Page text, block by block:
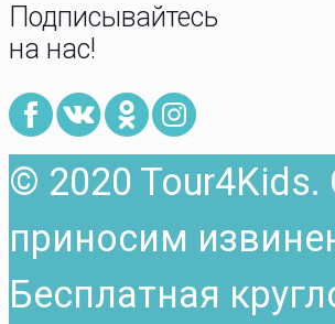
Подписывайтесь
на нас!
© 2020
приносим
Бесплатная